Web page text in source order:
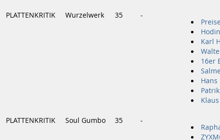
PLATTENKRITIK Wurzelwerk 35 -
Karl
16er
Hans
PLATTENKRITIK Soul Gumbo 35 -